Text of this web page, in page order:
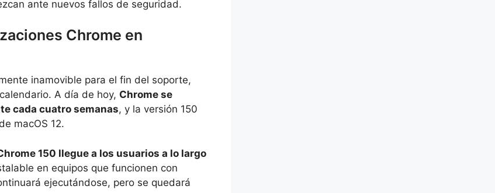
ante nuevos fallos de seguridad.
Chrome en
inamovible para el fin del soporte,
A día de hoy, Chrome se
cada cuatro semanas, y la versión 150
macOS 12.
150 llegue a los usuarios a lo largo
en equipos que funcionen con
ejecutándose, pero se quedará